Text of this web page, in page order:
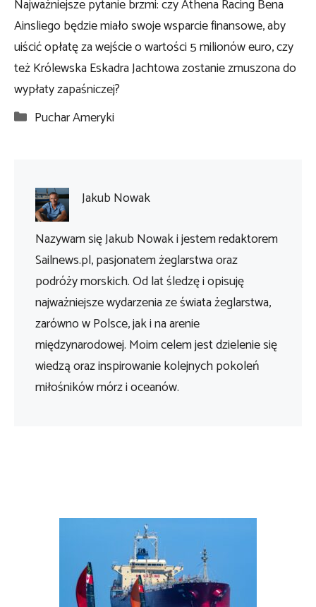
Najważniejsze pytanie brzmi: czy Athena Racing Bena
Ainsliego będzie miało swoje wsparcie finansowe, aby
uiścić opłatę za wejście o wartości 5 milionów euro, czy
też Królewska Eskadra Jachtowa zostanie zmuszona do
wypłaty zapaśniczej?
Kategorie
Puchar Ameryki
Jakub Nowak
Nazywam się Jakub Nowak i jestem redaktorem
Sailnews.pl, pasjonatem żeglarstwa oraz
podróży morskich. Od lat śledzę i opisuję
najważniejsze wydarzenia ze świata żeglarstwa,
zarówno w Polsce, jak i na arenie
międzynarodowej. Moim celem jest dzielenie się
wiedzą oraz inspirowanie kolejnych pokoleń
miłośników mórz i oceanów.